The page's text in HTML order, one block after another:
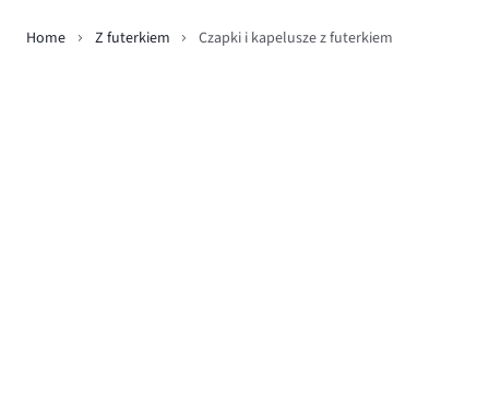
Home Z futerkiem Czapki i kapelusze z futerkiem